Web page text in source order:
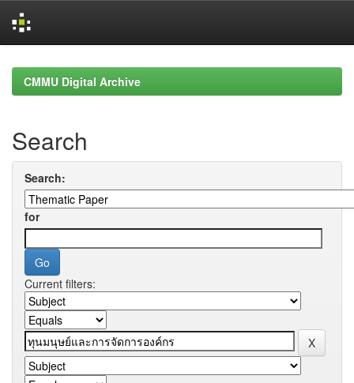
navigationCMMU Digital Archive
Search
Search:
for
Current filters: